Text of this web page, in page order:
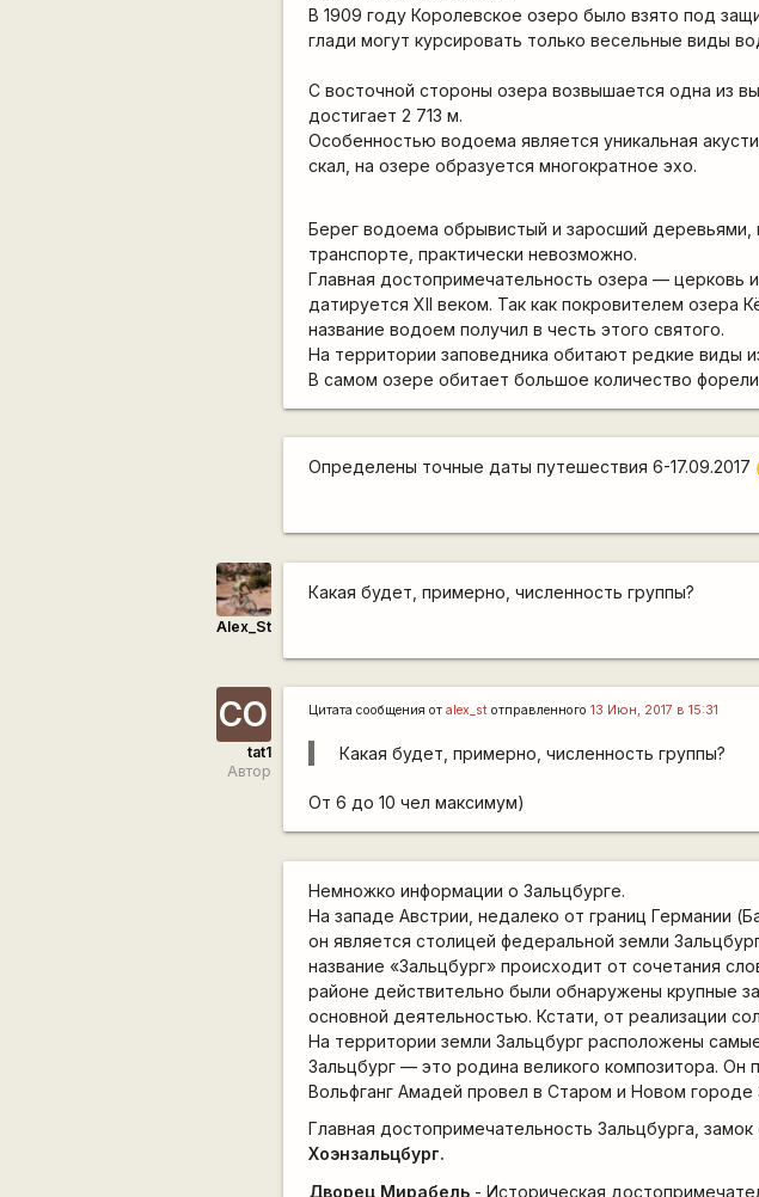
В 1909 году Королевское озеро было взято под
глади могут курсировать только весельные виды
С восточной стороны озера возвышается одна из
достигает 2 713 м.
Особенностью водоема является уникальная
скал, на озере образуется многократное эхо.
Берег водоема обрывистый и заросший
транспорте, практически невозможно.
Главная достопримечательность озера — церковь
датируется XII веком. Так как покровителем озера
название водоем получил в честь этого святого.
На территории заповедника обитают редкие виды
В самом озере обитает большое количество
Определены точные даты путешествия 6-17.09.2017
Alex_St
Какая будет, примерно, численность группы?
СО
tat1
Автор
Цитата сообщения отalex_st отправленного13 Июн, 2017 в 15:31
Какая будет, примерно, численность группы?
От 6 до 10 чел максимум)
Немножко информации о Зальцбурге.
На западе Австрии, недалеко от границ Германии
он является столицей федеральной земли
название «Зальцбург» происходит от сочетания
районе действительно были обнаружены крупные
основной деятельностью. Кстати, от реализации
На территории земли Зальцбург расположены
Зальцбург — это родина великого композитора.
Вольфганг Амадей провел в Старом и Новом городе
Главная достопримечательность Зальцбурга,
Хоэнзальцбург.
Дворец Мирабель - Историческая